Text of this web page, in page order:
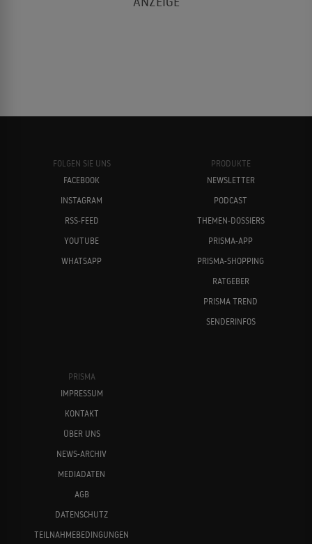
FOLGEN SIE UNS
FACEBOOK
INSTAGRAM
RSS-FEED
YOUTUBE
WHATSAPP
PRODUKTE
NEWSLETTER
PODCAST
THEMEN-DOSSIERS
PRISMA-APP
PRISMA-SHOPPING
RATGEBER
PRISMA TREND
SENDERINFOS
PRISMA
IMPRESSUM
KONTAKT
ÜBER UNS
NEWS-ARCHIV
MEDIADATEN
AGB
DATENSCHUTZ
TEILNAHMEBEDINGUNGEN